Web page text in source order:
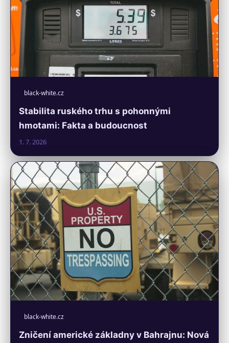
black-white.cz
Stabilita ruského trhu s pohonnými
hmotami: Fakta a budoucnost
1. 7. 2026
black-white.cz
Zničení americké základny v Bahrajnu: Nová